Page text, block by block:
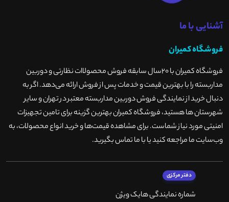
آشنایی با ما
فروشگاه کمیران
فروشگاه کمیران با ۲۰سال سابقه فروش محصولاات نظارتی و دوربین
مداربسته را با بهترین قیمت و خدمات پس از فروش ارائه می‌دهد. اگر به
دنبال خرید از نمایندگی فروش دوربین مداربسته معتبر در تهران و سایر
شهرستان ها هستید، فروشگاه کمیران بهترین گزینه برای تامین تجهیزات
امنیتی مورد نیاز شماست. برای مشاهده قیمت‌ها و خرید انواع محصولات، به
وب‌سایت ما مراجعه کنید یا با ما تماس بگیرید.
دفتر مرکزی
شماره نمایندگی هایک ویژن